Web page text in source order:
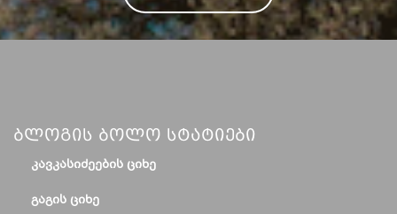
Ბლოგის Ბოლო Სტატიები
ᲙᲐᲕᲙᲐᲡᲘᲫᲔᲔᲑᲘᲡ ᲪᲘᲮᲔ
ᲒᲐᲒᲘᲡ ᲪᲘᲮᲔ